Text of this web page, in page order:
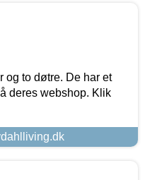
og to døtre. De har et
deres webshop. Klik